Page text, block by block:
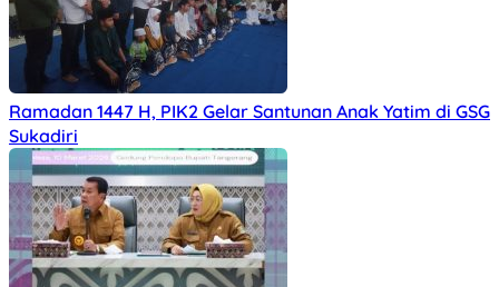
Ramadan 1447 H, PIK2 Gelar Santunan Anak Yatim di GSG
Sukadiri